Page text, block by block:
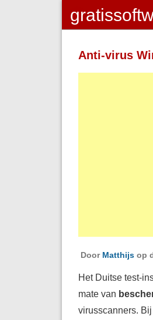
Anti-virus
Door Matthijsop
Het Duitse test-
mate van
virusscanners.
<strong>